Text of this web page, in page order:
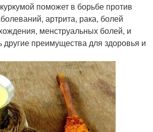
поможет в борьбе против
артрита, рака, болей
менструальных болей, и
другие преимущества для здоровья и